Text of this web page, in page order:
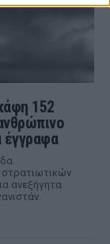
152
έγγραφα
ανεξήγητα